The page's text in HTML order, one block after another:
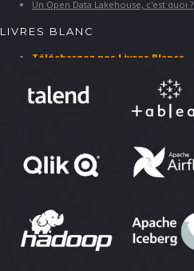
Un Open Data Lakehouse, c'est quoi ?
LIVRES BLANC
Téléchargez nos Livres Blancs